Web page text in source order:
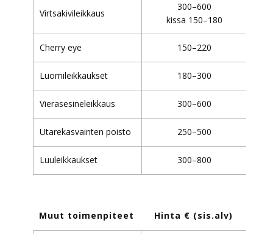
Virtsakivileikkaus
300–600
kissa 150–180
Cherry eye 150–220
Luomileikkaukset 180–300
Vierasesineleikkaus 300–600
Utarekasvainten poisto 250–500
Luuleikkaukset 300–800
Muut toimenpiteet Hinta € (sis.alv)